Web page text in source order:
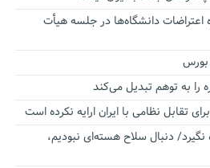
اعتراضات دانشگاه‌ها در جلسه هیأت
را به توهم تبدیل می‌کند
تقابل نظامی با ایران ارایه نکرده است
نگیرد/ دنبال سلاح هسته‌ای نبودیم،